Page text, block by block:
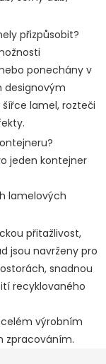
přizpůsobit?
ponechány v
designovým
lamel, rozteči
jeden kontejner
lamelových
přitažlivost,
jsou navrženy pro
snadnou
recyklovaného
výrobním
zpracováním.